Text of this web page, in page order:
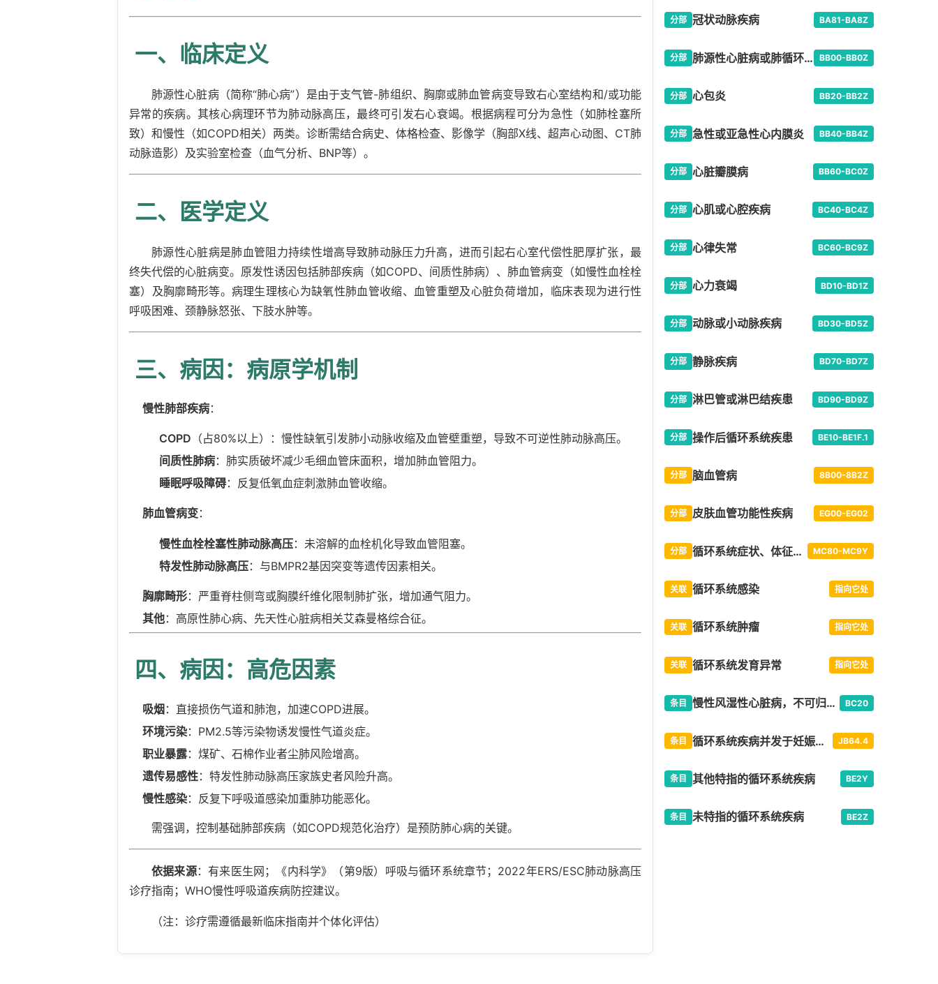
一、临床定义
肺源性心脏病（简称“肺心病”）是由于支气管-肺组织、胸廓或肺血管病变导致右心室结构和/或功能
异常的疾病。其核心病理环节为肺动脉高压，最终可引发右心衰竭。根据病程可分为急性（如肺栓塞所
致）和慢性（如COPD相关）两类。诊断需结合病史、体格检查、影像学（胸部X线、超声心动图、CT肺
动脉造影）及实验室检查（血气分析、BNP等）。
二、医学定义
肺源性心脏病是肺血管阻力持续性增高导致肺动脉压力升高，进而引起右心室代偿性肥厚扩张，最
终失代偿的心脏病变。原发性诱因包括肺部疾病（如COPD、间质性肺病）、肺血管病变（如慢性血栓栓
塞）及胸廓畸形等。病理生理核心为缺氧性肺血管收缩、血管重塑及心脏负荷增加，临床表现为进行性
呼吸困难、颈静脉怒张、下肢水肿等。
三、病因：病原学机制
慢性肺部疾病：
COPD （占80%以上）：慢性缺氧引发肺小动脉收缩及血管壁重塑，导致不可逆性肺动脉高压。
间质性肺病：肺实质破坏减少毛细血管床面积，增加肺血管阻力。
睡眠呼吸障碍：反复低氧血症刺激肺血管收缩。
肺血管病变：
慢性血栓栓塞性肺动脉高压：未溶解的血栓机化导致血管阻塞。
特发性肺动脉高压：与BMPR2基因突变等遗传因素相关。
胸廓畸形：严重脊柱侧弯或胸膜纤维化限制肺扩张，增加通气阻力。
其他：高原性肺心病、先天性心脏病相关艾森曼格综合征。
四、病因：高危因素
吸烟：直接损伤气道和肺泡，加速COPD进展。
环境污染：PM2.5等污染物诱发慢性气道炎症。
职业暴露：煤矿、石棉作业者尘肺风险增高。
遗传易感性：特发性肺动脉高压家族史者风险升高。
慢性感染：反复下呼吸道感染加重肺功能恶化。
需强调，控制基础肺部疾病（如COPD规范化治疗）是预防肺心病的关键。
依据来源：有来医生网；《内科学》（第9版）呼吸与循环系统章节；2022年ERS/ESC肺动脉高压
诊疗指南；WHO慢性呼吸道疾病防控建议。
（注：诊疗需遵循最新临床指南并个体化评估）
分部 冠状动脉疾病 BA81-BA8Z
分部 肺源性心脏病或肺循环疾病 BB00-BB0Z
分部 心包炎 BB20-BB2Z
分部 急性或亚急性心内膜炎 BB40-BB4Z
分部 心脏瓣膜病 BB60-BC0Z
分部 心肌或心腔疾病 BC40-BC4Z
分部 心律失常 BC60-BC9Z
分部 心力衰竭 BD10-BD1Z
分部 动脉或小动脉疾病 BD30-BD5Z
分部 静脉疾病 BD70-BD7Z
分部 淋巴管或淋巴结疾患 BD90-BD9Z
分部 操作后循环系统疾患 BE10-BE1F.1
分部 脑血管病 8B00-8B2Z
分部 皮肤血管功能性疾病 EG00-EG02
分部 循环系统症状、体征或临床所见 MC80-MC9Y
关联 循环系统感染 指向它处
关联 循环系统肿瘤 指向它处
关联 循环系统发育异常 指向它处
条目 慢性风湿性心脏病，不可归类在他处者 BC20
条目 循环系统疾病并发于妊娠、分娩或产褥期 JB64.4
条目 其他特指的循环系统疾病 BE2Y
条目 未特指的循环系统疾病 BE2Z